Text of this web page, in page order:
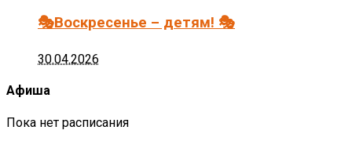
🎭Воскресенье – детям! 🎭
30.04.2026
Афиша
Пока нет расписания